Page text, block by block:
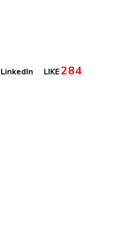
LinkedIn LIKE284